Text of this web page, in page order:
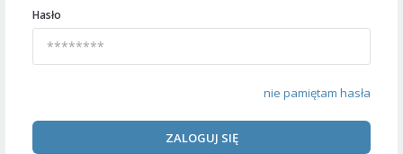
Hasło
nie pamiętam hasła
ZALOGUJ SIĘ